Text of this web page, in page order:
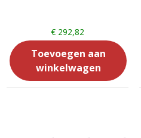
€ 292,82
Toevoegen aan
winkelwagen